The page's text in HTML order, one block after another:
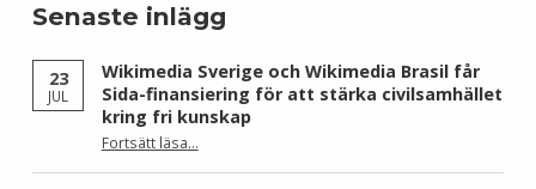
Senaste inlägg
23
JUL
Wikimedia Sverige och Wikimedia Brasil får
Sida-finansiering för att stärka civilsamhället
kring fri kunskap
Fortsätt läsa“Wikimedia Sverige och Wikimedia Brasil får Sida-finansiering för att stärka civilsamhället kring fri kunskap”
…